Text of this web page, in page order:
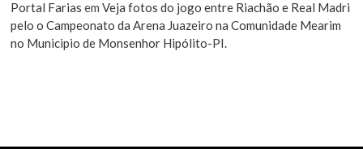
Portal Farias emVeja fotos do jogo entre Riachão e Real Madri
pelo o Campeonato da Arena Juazeiro na Comunidade Mearim
no Municipio de Monsenhor Hipólito-PI.